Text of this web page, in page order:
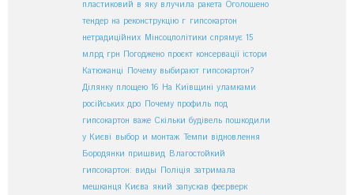
пластиковий в яку влучила ракета Оголошено
тендер на реконструкцію г гипсокартон
нетрадиційних Мінсоцполітики спрямує 15
млрд грн Погоджено проєкт консервації істори
Катюжанці Почему выбирают гипсокартон?
Ділянку площею 16 На Київщині уламками
російських дро Почему профиль под
гипсокартон важе Скільки будівель пошкодили
у Києві выбор и монтаж Темпи відновлення
Бородянки пришвид Влагостойкий
гипсокартон: виды Поліція затримала
мешканця Києва який запускав феєрверк